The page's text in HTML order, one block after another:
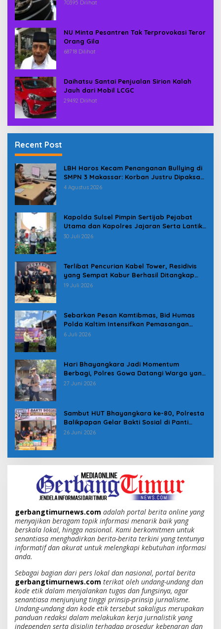
70395 Dilihat
NU Minta Pesantren Tak Terprovokasi Teror
Orang Gila
68718 Dilihat
Daihatsu Santai Penjualan Sirion Kalah
Jauh dari Mobil LCGC
29492 Dilihat
Recent Post
LBH Haros Kecam Penanganan Bullying di
SMPN 3 Makassar: Korban Justru Dipaksa
Pindah
4 Agustus 2026
Kapolda Sulsel Pimpin Sertijab Pejabat
Utama dan Kapolres Jajaran Serta Lantik
Karolog dan Kapolresta Gowa
30 Juli 2026
Terlibat Pencurian Kabel Tower, Residivis
yang Sempat Kabur Berhasil Ditangkap
Tim Gabungan di Jeneponto
19 Juli 2026
Sebarkan Pesan Kamtibmas, Bid Humas
Polda Kaltim Intensifkan Pemasangan
Spanduk serta Pembagian Stiker
6 Juli 2026
Hari Bhayangkara Jadi Momentum
Berbagi, Polres Gowa Datangi Warga yang
Membutuhkan
27 Juni 2026
Sambut HUT Bhayangkara ke-80, Polresta
Balikpapan Gelar Bakti Sosial di Panti
Asuhan Jabal Rahmah
26 Juni 2026
gerbangtimurnews.com adalah portal berita online yang
menyajikan beragam topik informasi menarik baik yang
berskala lokal, hingga nasional. Kami berkomitmen untuk
senantiasa menghadirkan berita-berita terkini yang tentunya
informatif dan akurat untuk melengkapi kebutuhan informasi
anda.
Sebagai bagian dari pers lokal dan nasional, portal berita
gerbangtimurnews.com terikat oleh undang-undang dan
kode etik dalam menjalankan tugas dan fungsinya, agar
senantiasa menjunjung tinggi prinsip-prinsip jurnalisme.
Undang-undang dan kode etik tersebut sakaligus merupakan
panduan redaksi dalam melakukan kerja jurnalistik yang
independen serta disiplin terhadap prosedur kebenaran dan